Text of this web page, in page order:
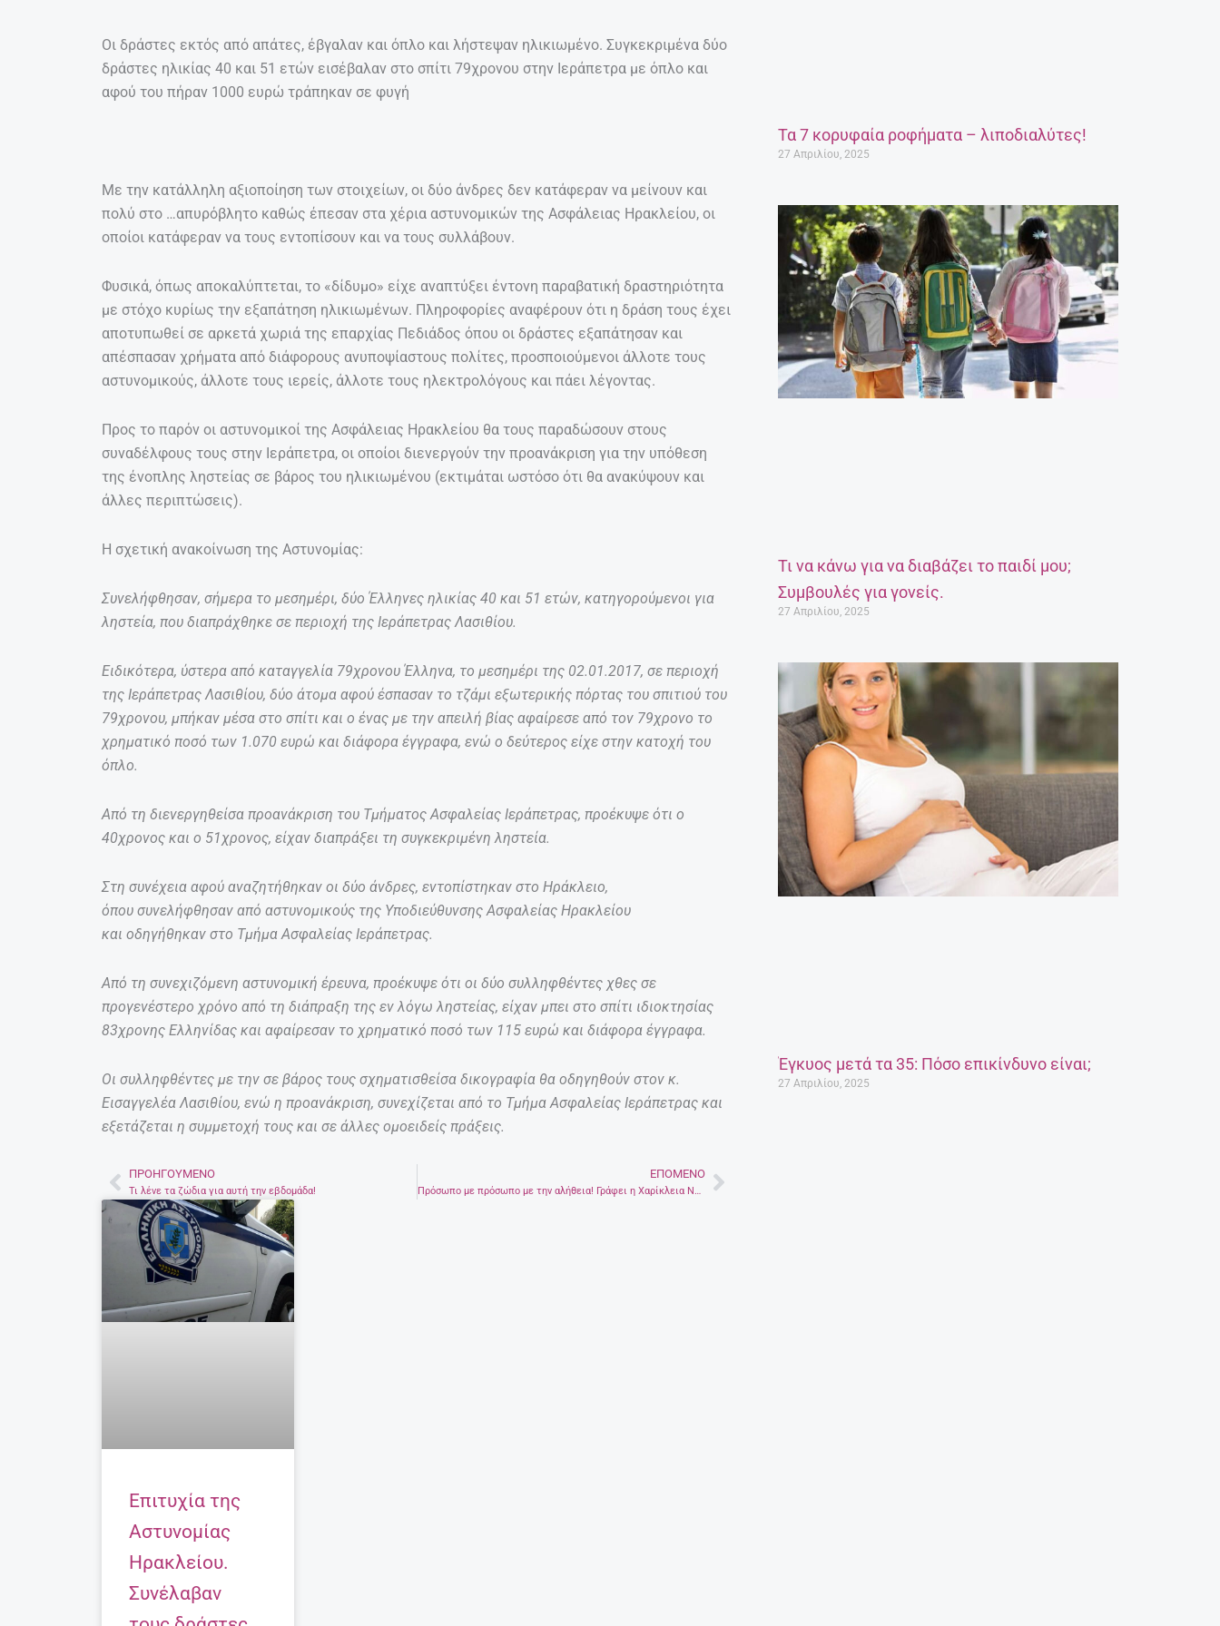
Οι δράστες εκτός από απάτες, έβγαλαν και όπλο και λήστεψαν ηλικιωμένο. Συγκεκριμένα δύο
δράστες ηλικίας 40 και 51 ετών εισέβαλαν στο σπίτι 79χρονου στην Ιεράπετρα με όπλο και
αφού του πήραν 1000 ευρώ τράπηκαν σε φυγή
Με την κατάλληλη αξιοποίηση των στοιχείων, οι δύο άνδρες δεν κατάφεραν να μείνουν και
πολύ στο …απυρόβλητο καθώς έπεσαν στα χέρια αστυνομικών της Ασφάλειας Ηρακλείου, οι
οποίοι κατάφεραν να τους εντοπίσουν και να τους συλλάβουν.
Φυσικά, όπως αποκαλύπτεται, το «δίδυμο» είχε αναπτύξει έντονη παραβατική δραστηριότητα
με στόχο κυρίως την εξαπάτηση ηλικιωμένων. Πληροφορίες αναφέρουν ότι η δράση τους έχει
αποτυπωθεί σε αρκετά χωριά της επαρχίας Πεδιάδος όπου οι δράστες εξαπάτησαν και
απέσπασαν χρήματα από διάφορους ανυποψίαστους πολίτες, προσποιούμενοι άλλοτε τους
αστυνομικούς, άλλοτε τους ιερείς, άλλοτε τους ηλεκτρολόγους και πάει λέγοντας.
Προς το παρόν οι αστυνομικοί της Ασφάλειας Ηρακλείου θα τους παραδώσουν στους
συναδέλφους τους στην Ιεράπετρα, οι οποίοι διενεργούν την προανάκριση για την υπόθεση
της ένοπλης ληστείας σε βάρος του ηλικιωμένου (εκτιμάται ωστόσο ότι θα ανακύψουν και
άλλες περιπτώσεις).
Η σχετική ανακοίνωση της Αστυνομίας:
Συνελήφθησαν, σήμερα το μεσημέρι, δύο Έλληνες ηλικίας 40 και 51 ετών, κατηγορούμενοι για
ληστεία, που διαπράχθηκε σε περιοχή της Ιεράπετρας Λασιθίου.
Ειδικότερα, ύστερα από καταγγελία 79χρονου Έλληνα, το μεσημέρι της 02.01.2017, σε περιοχή
της Ιεράπετρας Λασιθίου, δύο άτομα αφού έσπασαν το τζάμι εξωτερικής πόρτας του σπιτιού του
79χρονου, μπήκαν μέσα στο σπίτι και ο ένας με την απειλή βίας αφαίρεσε από τον 79χρονο το
χρηματικό ποσό των 1.070 ευρώ και διάφορα έγγραφα, ενώ ο δεύτερος είχε στην κατοχή του
όπλο.
Από τη διενεργηθείσα προανάκριση του Τμήματος Ασφαλείας Ιεράπετρας, προέκυψε ότι ο
40χρονος και ο 51χρονος, είχαν διαπράξει τη συγκεκριμένη ληστεία.
Στη συνέχεια αφού αναζητήθηκαν οι δύο άνδρες, εντοπίστηκαν στο Ηράκλειο,
όπου συνελήφθησαν από αστυνομικούς της Υποδιεύθυνσης Ασφαλείας Ηρακλείου
και οδηγήθηκαν στο Τμήμα Ασφαλείας Ιεράπετρας.
Από τη συνεχιζόμενη αστυνομική έρευνα, προέκυψε ότι οι δύο συλληφθέντες χθες σε
προγενέστερο χρόνο από τη διάπραξη της εν λόγω ληστείας, είχαν μπει στο σπίτι ιδιοκτησίας
83χρονης Ελληνίδας και αφαίρεσαν το χρηματικό ποσό των 115 ευρώ και διάφορα έγγραφα.
Οι συλληφθέντες με την σε βάρος τους σχηματισθείσα δικογραφία θα οδηγηθούν στον κ.
Εισαγγελέα Λασιθίου, ενώ η προανάκριση, συνεχίζεται από το Τμήμα Ασφαλείας Ιεράπετρας και
εξετάζεται η συμμετοχή τους και σε άλλες ομοειδείς πράξεις.
Prev
ΠΡΟΗΓΟΎΜΕΝΟ
Τι λένε τα ζώδια για αυτή την εβδομάδα!
ΕΠΌΜΕΝΟ
Πρόσωπο με πρόσωπο με την αλήθεια! Γράφει η Χαρίκλεια Ντερμανάκη* Next
Επιτυχία της
Αστυνομίας
Ηρακλείου.
Συνέλαβαν
Τα 7 κορυφαία ροφήματα – λιποδιαλύτες!
27 Απριλίου, 2025
Τι να κάνω για να διαβάζει το παιδί μου;
Συμβουλές για γονείς.
27 Απριλίου, 2025
Έγκυος μετά τα 35: Πόσο επικίνδυνο είναι;
27 Απριλίου, 2025